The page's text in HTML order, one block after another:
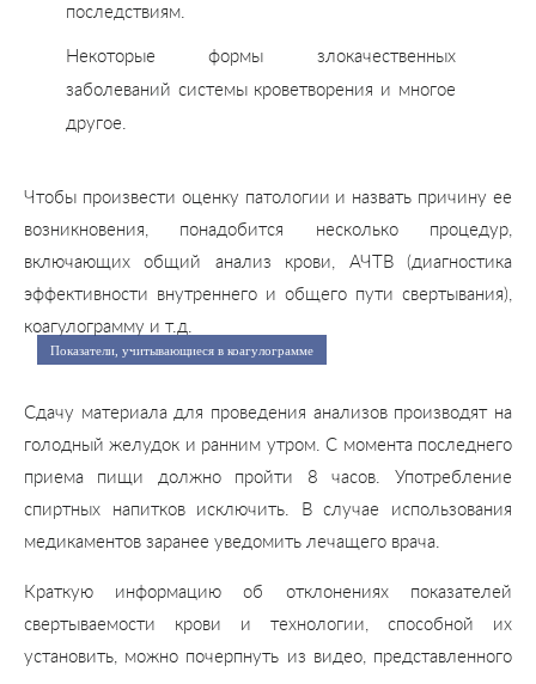
последствиям.
Некоторые формы злокачественных
заболеваний системы кроветворения и многое
другое.
Чтобы произвести оценку патологии и назвать причину ее
возникновения, понадобится несколько процедур,
включающих общий анализ крови, АЧТВ (диагностика
эффективности внутреннего и общего пути свертывания),
коагулограмму и т.д.
Показатели, учитывающиеся в коагулограмме
Сдачу материала для проведения анализов производят на
голодный желудок и ранним утром. С момента последнего
приема пищи должно пройти 8 часов. Употребление
спиртных напитков исключить. В случае использования
медикаментов заранее уведомить лечащего врача.
Краткую информацию об отклонениях показателей
свертываемости крови и технологии, способной их
установить, можно почерпнуть из видео, представленного